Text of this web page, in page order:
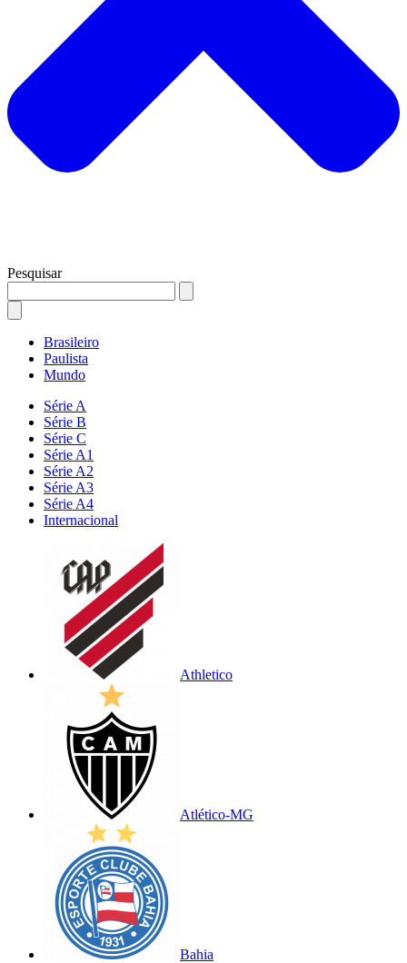
Pesquisar
Brasileiro
Paulista
Mundo
Série A
Série B
Série C
Série A1
Série A2
Série A3
Série A4
Internacional
Athletico
Atlético-MG
Bahia